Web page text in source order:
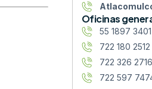
Oficinas
55 1897 3401
722 180 2512
722 326 2716
722 597